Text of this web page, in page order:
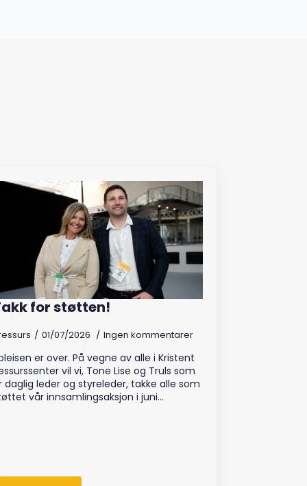
for støtten!
01/07/2026 Ingen kommentarer
er over. På vegne av alle i Kristent
vil vi, Tone Lise og Truls som
daglig leder og styreleder, takke alle som
vår innsamlingsaksjon i juni…